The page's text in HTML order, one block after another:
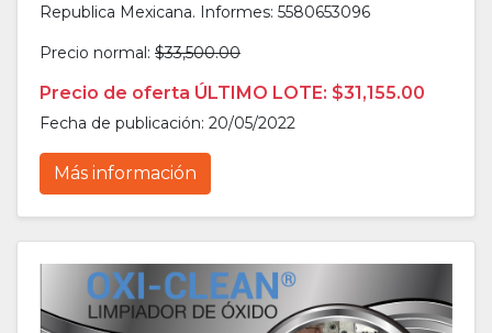
Republica Mexicana. Informes: 5580653096
Precio normal: $33,500.00
Precio de oferta ÚLTIMO LOTE: $31,155.00
Fecha de publicación: 20/05/2022
Más información